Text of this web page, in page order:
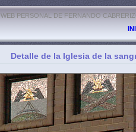
WEB PERSONAL DE FERNANDO
Detalle de la Iglesia de la